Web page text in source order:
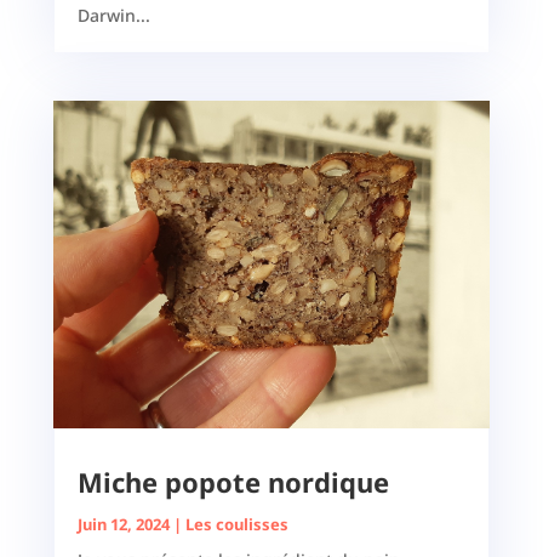
Darwin...
Miche popote nordique
Juin 12, 2024| Les coulisses